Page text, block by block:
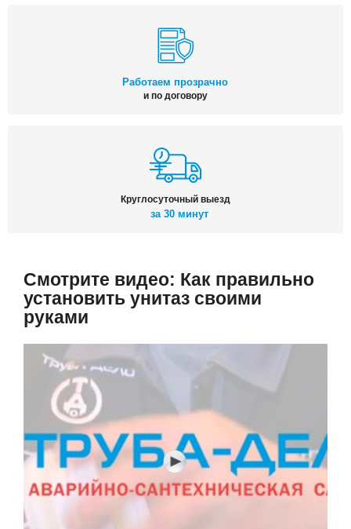
Работаем прозрачно
и по договору
Круглосуточный выезд
за 30 минут
Смотрите видео: Как правильно
установить унитаз своими
руками